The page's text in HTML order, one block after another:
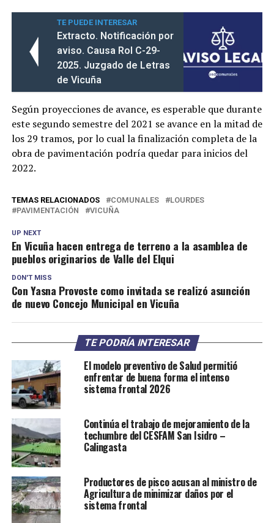
TE PUEDE INTERESAR
Extracto. Notificación por
aviso. Causa Rol C-29-
2025. Juzgado de Letras
de Vicuña
Según proyecciones de avance, es esperable que durante
este segundo semestre del 2021 se avance en la mitad de
los 29 tramos, por lo cual la finalización completa de la
obra de pavimentación podría quedar para inicios del
2022.
TEMAS RELACIONADOS COMUNALES
LOURDES
PAVIMENTACIÓN
VICUÑA
UP NEXT
En Vicuña hacen entrega de terreno a la asamblea de
pueblos originarios de Valle del Elqui
DON'T MISS
Con Yasna Provoste como invitada se realizó asunción
de nuevo Concejo Municipal en Vicuña
TE PODRÍA INTERESAR
El modelo preventivo de Salud permitió
enfrentar de buena forma el intenso
sistema frontal 2026
Continúa el trabajo de mejoramiento de la
techumbre del CESFAM San Isidro –
Calingasta
Productores de pisco acusan al ministro de
Agricultura de minimizar daños por el
sistema frontal